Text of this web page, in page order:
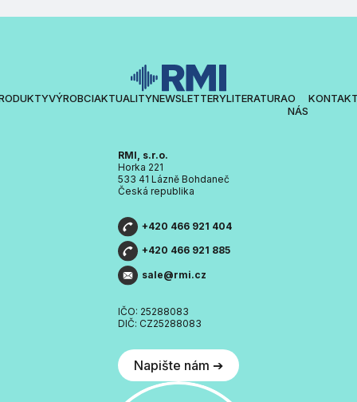
VÝROBCIAKTUALITYNEWSLETTERYLITERATURAO
NÁS
RMI, s.r.o.
Horka 221
533 41 Lázně Bohdaneč
Česká republika
+420 466 921 404
+420 466 921 885
sale@rmi.cz
IČO: 25288083
DIČ: CZ25288083
Napište nám ➔